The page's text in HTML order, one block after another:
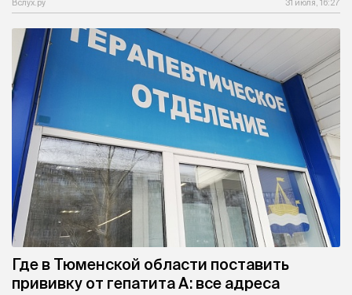
Вслух.ру 31 июля, 16:27
Где в Тюменской области поставить
прививку от гепатита А: все адреса